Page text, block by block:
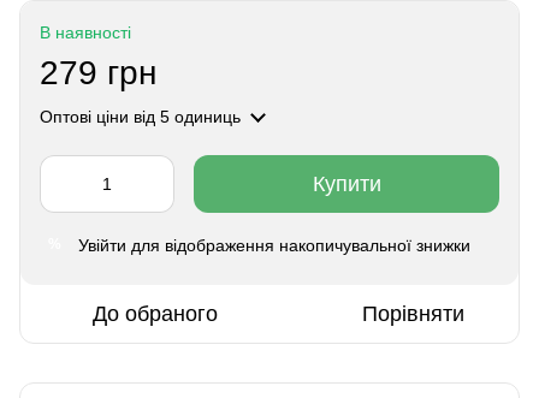
В наявності
279 грн
Оптові ціни від 5 одиниць
Купити
Увійти для відображення накопичувальної знижки
До обраного Порівняти